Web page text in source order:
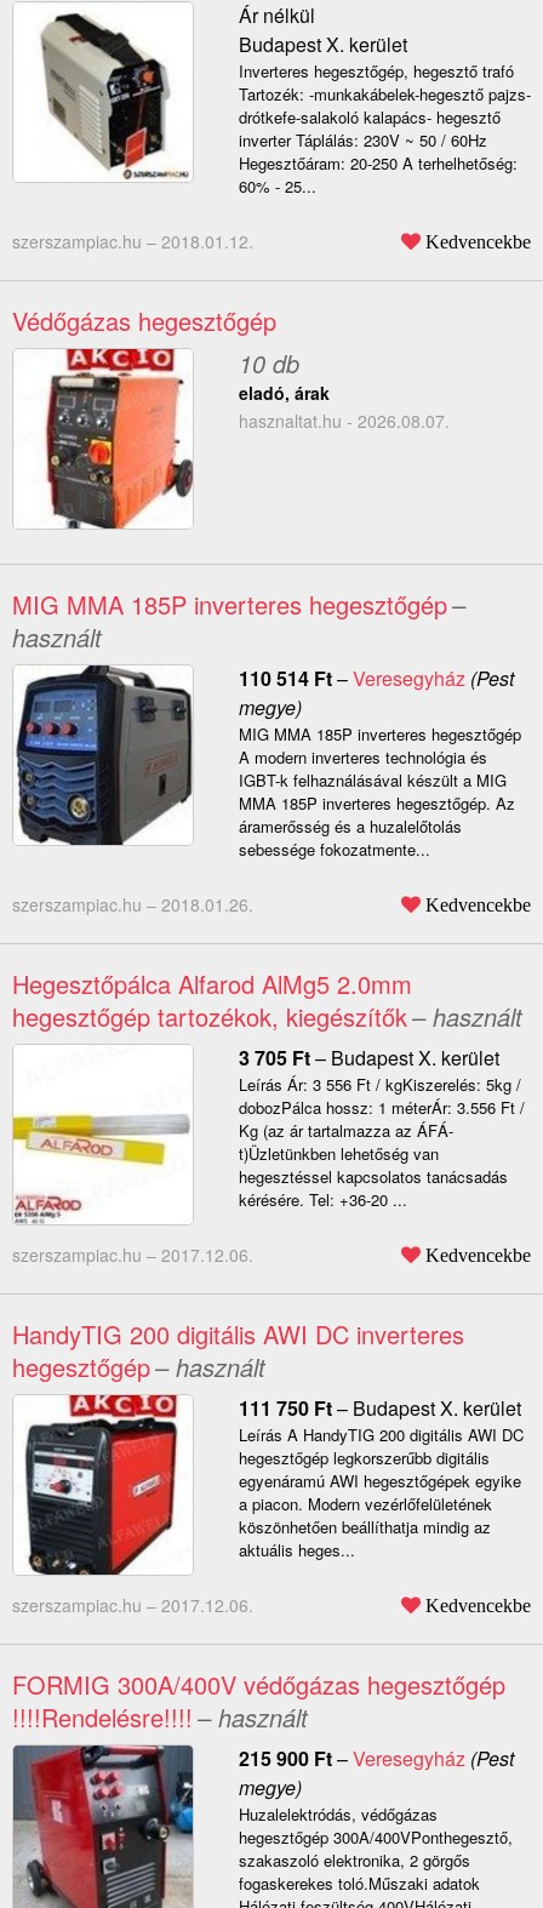
Ár nélkül
Budapest X. kerület
Inverteres hegesztőgép, hegesztő trafó
Tartozék: -munkakábelek-hegesztő pajzs-
drótkefe-salakoló kalapács- hegesztő
inverter Táplálás: 230V ~ 50 / 60Hz
Hegesztőáram: 20-250 A terhelhetőség:
60% - 25...
szerszampiac.hu – 2018.01.12. Kedvencekbe
Védőgázas hegesztőgép
10 db
eladó, árak
hasznaltat.hu - 2026.08.07.
MIG MMA 185P inverteres hegesztőgép–
használt
110 514 Ft–Veresegyház(Pest
megye)
MIG MMA 185P inverteres hegesztőgép
A modern inverteres technológia és
IGBT-k felhaználásával készült a MIG
MMA 185P inverteres hegesztőgép. Az
áramerősség és a huzalelőtolás
sebessége fokozatmente...
szerszampiac.hu – 2018.01.26. Kedvencekbe
Hegesztőpálca Alfarod AlMg5 2.0mm
hegesztőgép tartozékok, kiegészítők– használt
3 705 Ft– Budapest X. kerület
Leírás Ár: 3 556 Ft / kgKiszerelés: 5kg /
dobozPálca hossz: 1 méterÁr: 3.556 Ft /
Kg (az ár tartalmazza az ÁFÁ-
t)Üzletünkben lehetőség van
hegesztéssel kapcsolatos tanácsadás
kérésére. Tel: +36-20 ...
szerszampiac.hu – 2017.12.06. Kedvencekbe
HandyTIG 200 digitális AWI DC inverteres
hegesztőgép– használt
111 750 Ft– Budapest X. kerület
Leírás A HandyTIG 200 digitális AWI DC
hegesztőgép legkorszerűbb digitális
egyenáramú AWI hegesztőgépek egyike
a piacon. Modern vezérlőfelületének
köszönhetően beállíthatja mindig az
aktuális heges...
szerszampiac.hu – 2017.12.06. Kedvencekbe
FORMIG 300A/400V védőgázas hegesztőgép
!!!!Rendelésre!!!! – használt
215 900 Ft–Veresegyház(Pest
megye)
Huzalelektródás, védőgázas
hegesztőgép 300A/400VPonthegesztő,
szakaszoló elektronika, 2 görgős
fogaskerekes toló.Műszaki adatok